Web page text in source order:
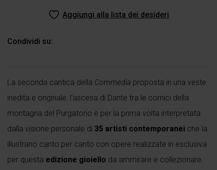
Aggiungi alla lista dei desideri
Condividi su:
La seconda cantica della Commedia proposta in una veste
inedita e originale: l'ascesa di Dante tra le cornici della
montagna del Purgatorio è per la prima volta interpretata
dalla visione personale di 35 artisti contemporanei che la
illustrano canto per canto con opere realizzate in esclusiva
per questa edizione gioiello da ammirare e collezionare.